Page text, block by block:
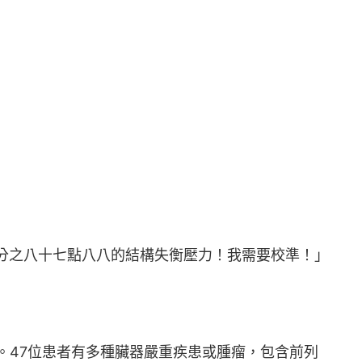
之八十七點八八的結構失衡壓力！我需要校準！」
患者有多種臟器嚴重疾患或腫瘤，包含前列